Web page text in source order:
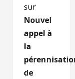
sur
Nouvel
appel à
la
de